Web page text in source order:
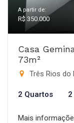
A partir de:
R$ 350.000
Casa
73m²
Três Rios do
2 Quartos
Mais